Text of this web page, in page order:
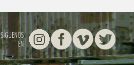
SÍGUENOS
EN
InstagramFacebookVimeoTwitter